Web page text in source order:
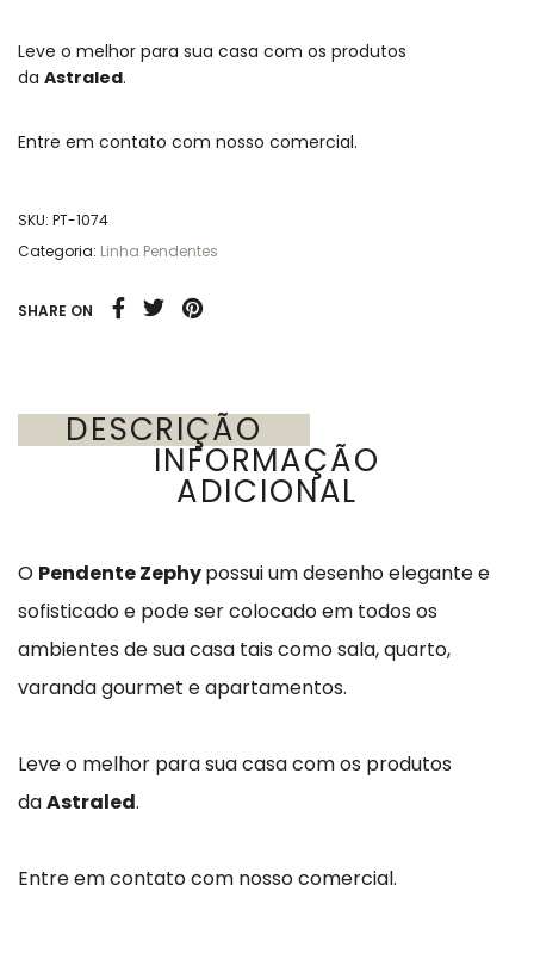
Leve o melhor para sua casa com os produtos
da Astraled.
Entre em contato com nosso comercial.
SKU: PT-1074
Categoria: Linha Pendentes
SHARE ON
DESCRIÇÃO
INFORMAÇÃO
ADICIONAL
O Pendente Zephypossui um desenho elegante e
sofisticado e pode ser colocado em todos os
ambientes de sua casa tais como sala, quarto,
varanda gourmet e apartamentos.
Leve o melhor para sua casa com os produtos
daAstraled.
Entre em contato com nosso comercial.